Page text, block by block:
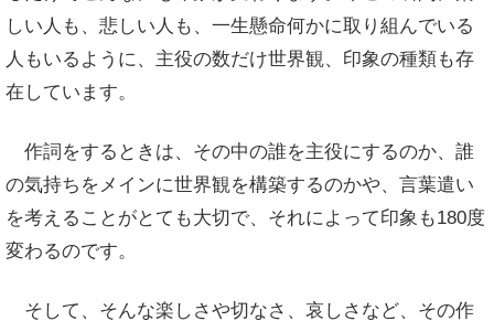
しい人も、悲しい人も、一生懸命何かに取り組んでいる
人もいるように、主役の数だけ世界観、印象の種類も存
在しています。
作詞をするときは、その中の誰を主役にするのか、誰
の気持ちをメインに世界観を構築するのかや、言葉遣い
を考えることがとても大切で、それによって印象も180度
変わるのです。
そして、そんな楽しさや切なさ、哀しさなど、その作